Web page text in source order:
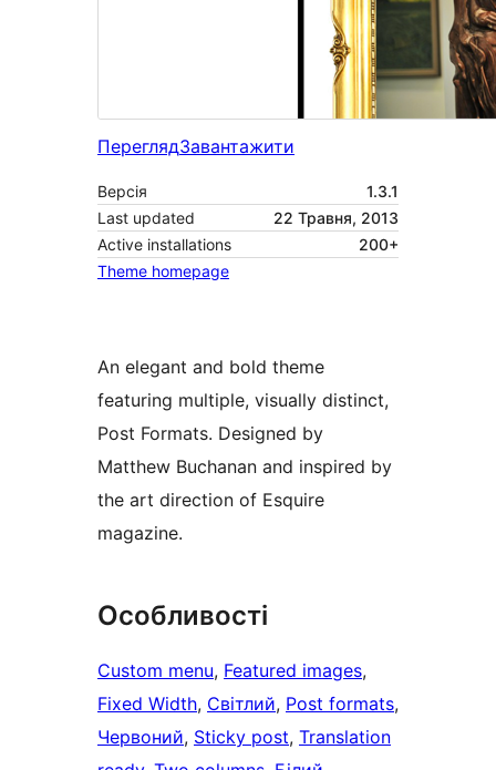
ПереглядЗавантажити
Версія
1.3.1
Last updated
22 Травня, 2013
Active installations
200+
Theme homepage
An elegant and bold theme
featuring multiple, visually distinct,
Post Formats. Designed by
Matthew Buchanan and inspired by
the art direction of Esquire
magazine.
Особливості
Custom menu, Featured images
Fixed Width, Світлий, Post formats
Червоний, Sticky post, Translation